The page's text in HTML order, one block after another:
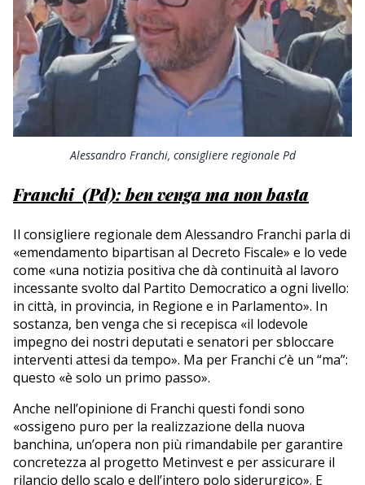
Alessandro Franchi, consigliere regionale Pd
Franchi (Pd): ben venga ma non basta
Il consigliere regionale dem Alessandro Franchi parla di
«emendamento bipartisan al Decreto Fiscale» e lo vede
come «una notizia positiva che dà continuità al lavoro
incessante svolto dal Partito Democratico a ogni livello:
in città, in provincia, in Regione e in Parlamento». In
sostanza, ben venga che si recepisca «il lodevole
impegno dei nostri deputati e senatori per sbloccare
interventi attesi da tempo». Ma per Franchi c’è un “ma”:
questo «è solo un primo passo».
Anche nell’opinione di Franchi questi fondi sono
«ossigeno puro per la realizzazione della nuova
banchina, un’opera non più rimandabile per garantire
concretezza al progetto Metinvest e per assicurare il
rilancio dello scalo e dell’intero polo siderurgico». E